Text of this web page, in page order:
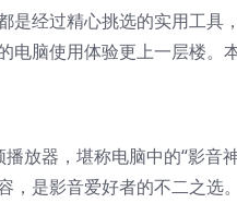
是经过精心挑选的实用工具
脑使用体验更上一层楼。
放器，堪称电脑中的“影音
是影音爱好者的不二之选。